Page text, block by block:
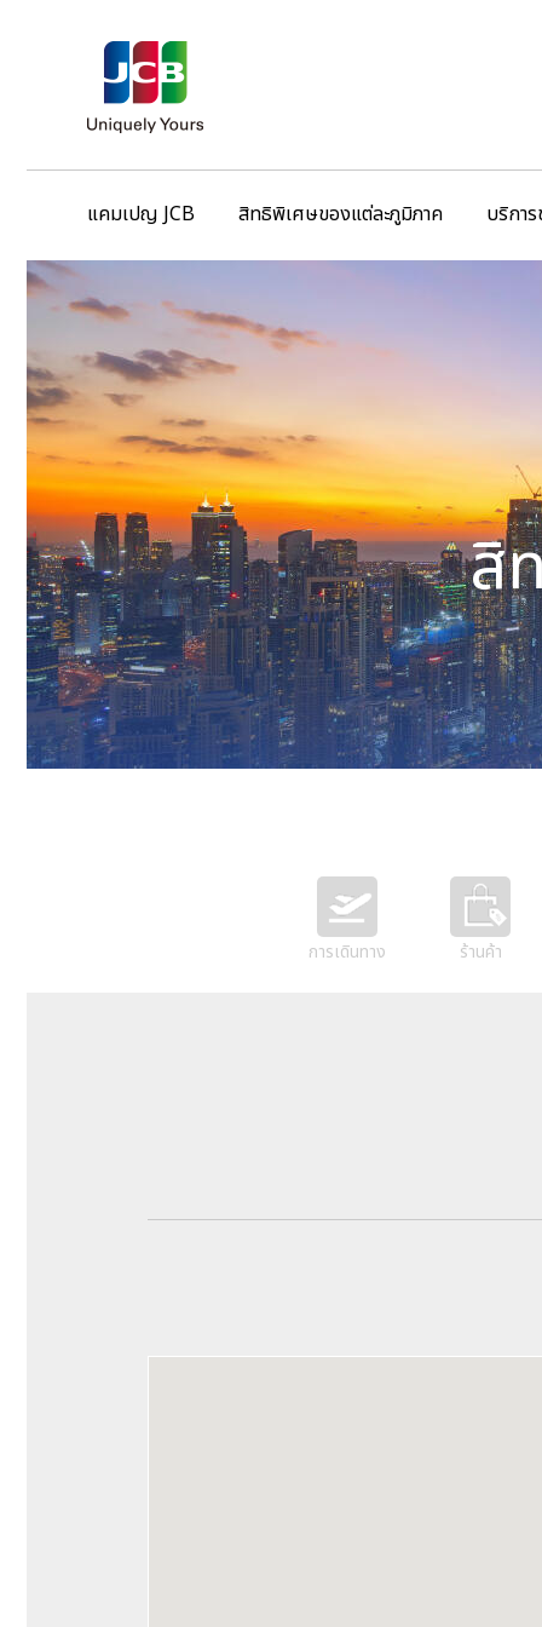
แคมเปญ JCB สิทธิพิเศษของแต่ละภูมิภาค บริกา
สิ
การเดินทาง ร้านค้า